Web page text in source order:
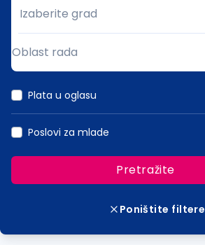
Grad
Izaberite grad
Oblast rada
Plata u oglasu
Poslovi za mlade
Pretražite
Poništite filtere